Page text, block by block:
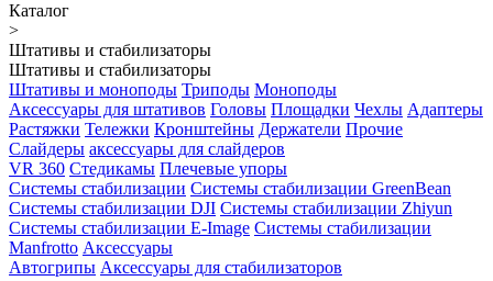
Каталог
>
Штативы и стабилизаторы
Штативы и стабилизаторы
Штативы и моноподы Триподы Моноподы
Аксессуары для штативов Головы Площадки Чехлы Адаптеры
Растяжки Тележки Кронштейны Держатели Прочие
Слайдеры аксессуары для слайдеров
VR 360 Стедикамы Плечевые упоры
Системы стабилизации Системы стабилизации GreenBean
Системы стабилизации DJI Системы стабилизации Zhiyun
Системы стабилизации E-Image Системы стабилизации
Manfrotto Аксессуары
Автогрипы Аксессуары для стабилизаторов